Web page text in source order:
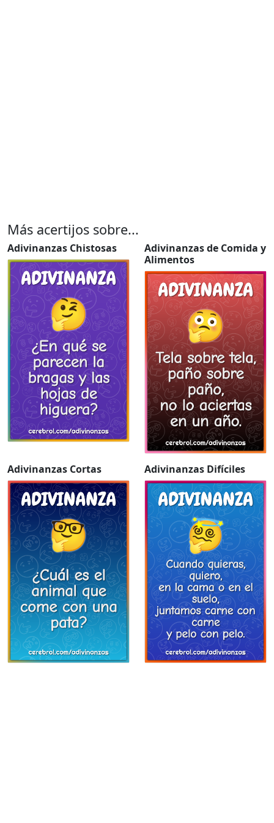
Más acertijos sobre...
Adivinanzas Chistosas
Adivinanzas de Comida y
Alimentos
Adivinanzas Cortas Adivinanzas Difíciles